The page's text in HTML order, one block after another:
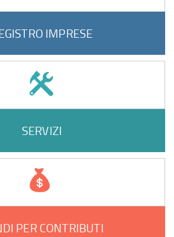
IMPRESE
SERVIZI
PER CONTRIBUTI